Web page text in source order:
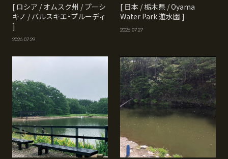
[ ロシア / オムスク州 / プーシ
キノ / バルスキエ・プルーディ
]
2026.07.29
[ 日本 / 栃木県 / Oyama
Water Park 遊水園 ]
2026.07.27